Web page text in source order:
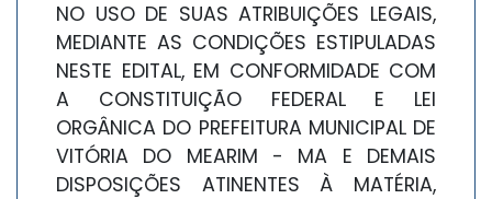
NO USO DE SUAS ATRIBUIÇÕES LEGAIS,
MEDIANTE AS CONDIÇÕES ESTIPULADAS
NESTE EDITAL, EM CONFORMIDADE COM
A CONSTITUIÇÃO FEDERAL E LEI
ORGÂNICA DO PREFEITURA MUNICIPAL DE
VITÓRIA DO MEARIM - MA E DEMAIS
DISPOSIÇÕES ATINENTES À MATÉRIA,